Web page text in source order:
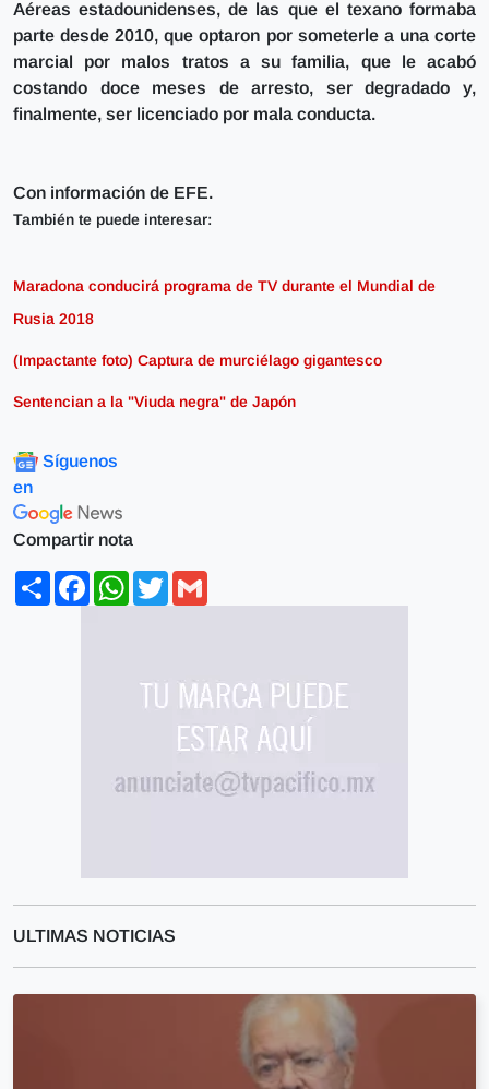
Aéreas estadounidenses, de las que el texano formaba
parte desde 2010, que optaron por someterle a una corte
marcial por malos tratos a su familia, que le acabó
costando doce meses de arresto, ser degradado y,
finalmente, ser licenciado por mala conducta.
Con información de EFE.
También te puede interesar:
Maradona conducirá programa de TV durante el Mundial de
Rusia 2018
(Impactante foto) Captura de murciélago gigantesco
Sentencian a la "Viuda negra" de Japón
Síguenos
en
Compartir nota
ShareFacebookWhatsApp
Twitter
ULTIMAS NOTICIAS